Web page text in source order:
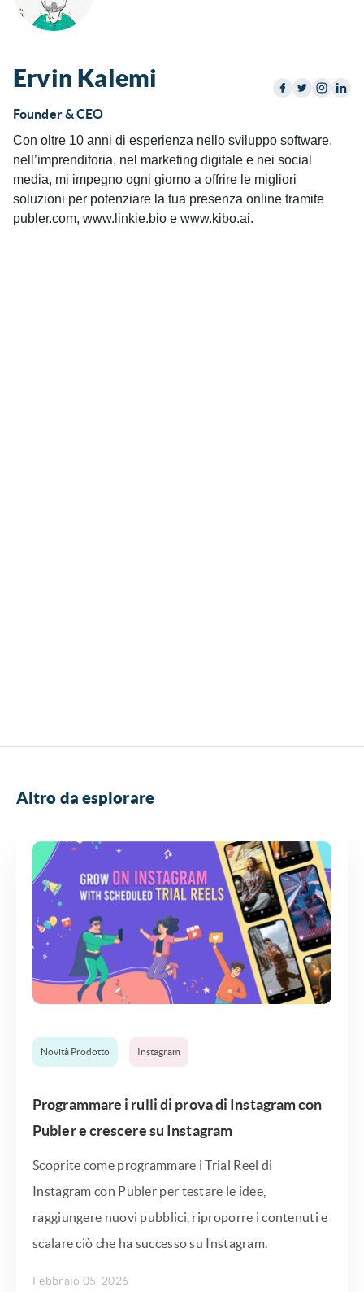
Ervin Kalemi
Founder & CEO
Con oltre 10 anni di esperienza nello sviluppo software,
nell’imprenditoria, nel marketing digitale e nei social
media, mi impegno ogni giorno a offrire le migliori
soluzioni per potenziare la tua presenza online tramite
publer.com, www.linkie.bio e www.kibo.ai.
Altro da esplorare
Novità Prodotto Instagram
Programmare i rulli di prova di Instagram con
Publer e crescere su Instagram
Scoprite come programmare i Trial Reel di
Instagram con Publer per testare le idee,
raggiungere nuovi pubblici, riproporre i contenuti e
scalare ciò che ha successo su Instagram.
Febbraio 05, 2026